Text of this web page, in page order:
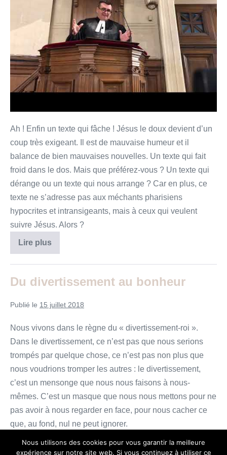
Ah ! Enfin un texte qui fâche ! Jésus le doux devient d’un
coup très exigeant. Il est de mauvaise humeur et il
balance de bien mauvaises nouvelles. Un texte qui fait
froid dans le dos. Mais que préférez-vous ? Un texte qui
dérange ou un texte qui nous arrange ? Car en plus, ce
texte ne s’adresse pas aux méchants pharisiens
hypocrites et intransigeants, mais à ceux qui veulent
suivre Jésus. Alors ?
Lire plusJésus
un
Du divertissement au bonheur
Publié le 15 juillet 2018
Nous vivons dans le règne du « divertissement-roi ».
Dans le divertissement, ce n’est pas que nous serions
trompés par quelque chose, ce n’est pas non plus que
nous voudrions tromper les autres : le divertissement,
c’est un mensonge que nous nous faisons à nous-
mêmes. C’est un masque que nous nous mettons pour ne
pas avoir à nous regarder en face, pour nous cacher ce
que, au fond, nul ne peut ignorer.
Lire plusDu
divertissement
Nous utilisons des cookies pour vous garantir la meilleure
expérience sur notre site web. Si vous continuez à utiliser ce